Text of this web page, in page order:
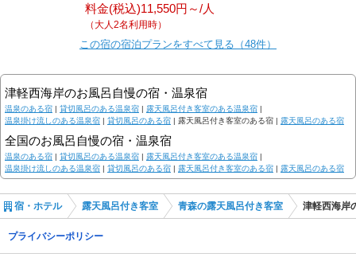
料金(税込)11,550円～/人
（大人2名利用時）
この宿の宿泊プランをすべて見る（48件）
津軽西海岸のお風呂自慢の宿・温泉宿
温泉のある宿 | 貸切風呂のある温泉宿 | 露天風呂付き客室のある温泉宿 |
温泉掛け流しのある温泉宿 | 貸切風呂のある宿 | 露天風呂付き客室のある宿 | 露天風呂のある宿
全国のお風呂自慢の宿・温泉宿
温泉のある宿 | 貸切風呂のある温泉宿 | 露天風呂付き客室のある温泉宿 |
温泉掛け流しのある温泉宿 | 貸切風呂のある宿 | 露天風呂付き客室のある宿 | 露天風呂のある宿
宿・ホテル 露天風呂付き客室 青森の露天風呂付き客室 津軽西海岸
プライバシーポリシー